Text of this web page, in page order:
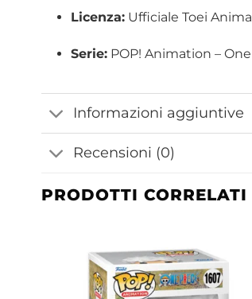
Licenza:Ufficiale Toei
Serie:POP! Animation –
Informazioni aggiuntive
Recensioni (0)
PRODOTTI CORRELATI